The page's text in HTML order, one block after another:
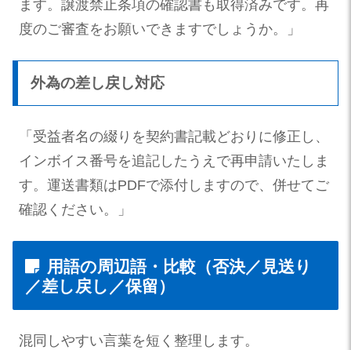
ます。譲渡禁止条項の確認書も取得済みです。再
度のご審査をお願いできますでしょうか。」
外為の差し戻し対応
「受益者名の綴りを契約書記載どおりに修正し、
インボイス番号を追記したうえで再申請いたしま
す。運送書類はPDFで添付しますので、併せてご
確認ください。」
用語の周辺語・比較（否決／見送り
／差し戻し／保留）
混同しやすい言葉を短く整理します。